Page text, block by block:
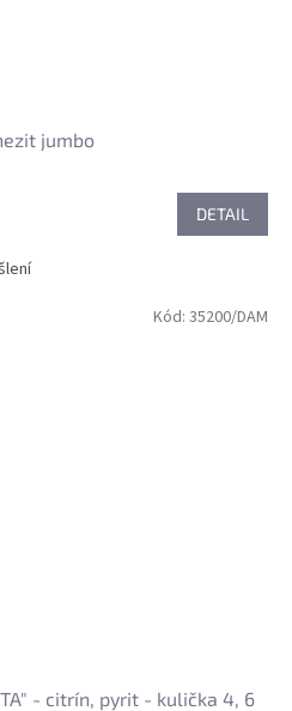
jumbo
DETAIL
- citrín, pyrit - kulička 4, 6
Kód: 35200/DAM